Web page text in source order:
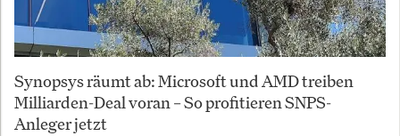
Synopsys räumt ab: Microsoft und AMD treiben
Milliarden-Deal voran – So profitieren SNPS-
Anleger jetzt